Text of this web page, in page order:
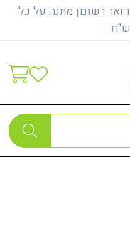
מעל 299ש"ח בדואר רשוםן מתנה על כל
לאקנה